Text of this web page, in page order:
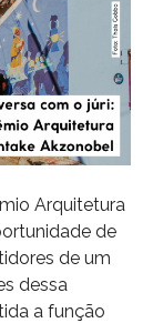
Arquitetura
de
de um
dessa
a função